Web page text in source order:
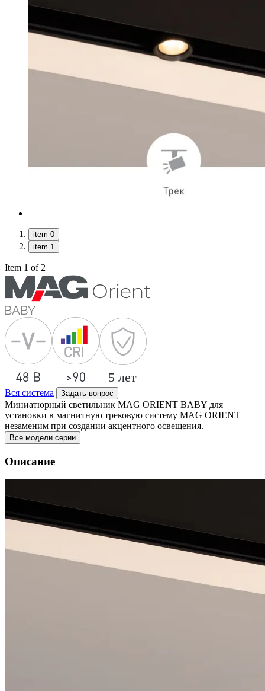
item 0
item 1
Item 1 of 2
Вся система Задать вопрос
Миниатюрный светильник MAG ORIENT BABY для
установки в магнитную трековую систему MAG ORIENT
незаменим при создании акцентного освещения.
Все модели серии
Описание